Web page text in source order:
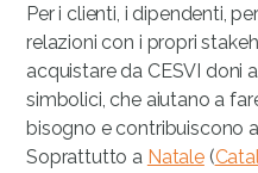
Per i clienti, i dipendenti,
relazioni con i propri
acquistare da CESVI doni
simbolici, che aiutano a
bisogno e contribuiscono
Soprattutto a Natale(